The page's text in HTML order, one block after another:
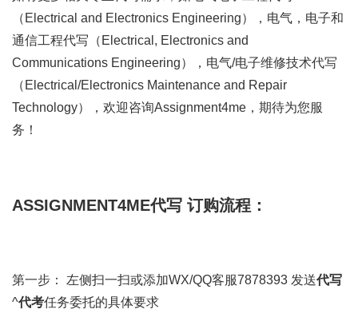
（Electrical and Electronics Engineering），电气，电子和
通信工程代写（Electrical, Electronics and
Communications Engineering），电气/电子维修技术代写
（Electrical/Electronics Maintenance and Repair
Technology），欢迎咨询Assignment4me，期待为您服
务！
ASSIGNMENT4ME代写 订购流程：
第一步： 左侧扫一扫或添加WX/QQ客服7878393 发送代写
^代考任务委托的具体要求